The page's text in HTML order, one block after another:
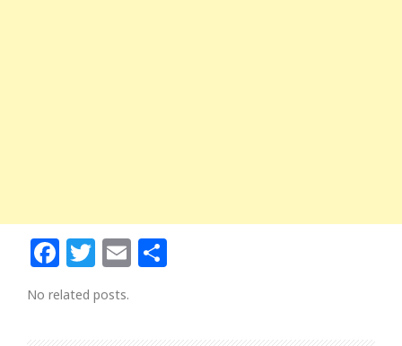
Facebook
Twitter
Email
No related posts.